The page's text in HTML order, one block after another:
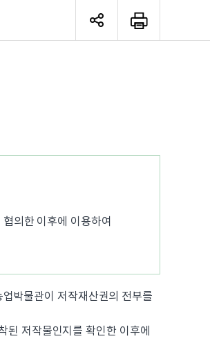
의한 이후에 이용하여
박물관이 저작재산권의 전부를
된 저작물인지를 확인한 이후에